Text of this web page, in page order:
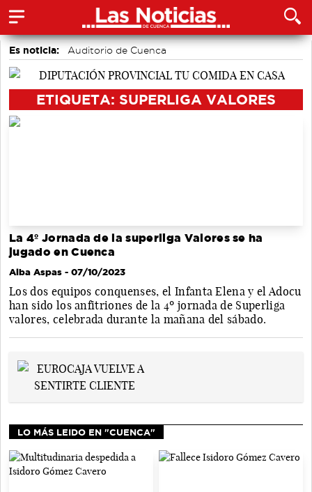
Es noticia:
Auditorio de Cuenca
Actividades culturales en Cuenca
ETIQUETA: SUPERLIGA VALORES
La 4º Jornada de la superliga Valores se ha
jugado en Cuenca
Alba Aspas - 07/10/2023
Los dos equipos conquenses, el Infanta Elena y el Adocu
han sido los anfitriones de la 4º jornada de Superliga
valores, celebrada durante la mañana del sábado.
LO MÁS LEIDO EN "CUENCA"